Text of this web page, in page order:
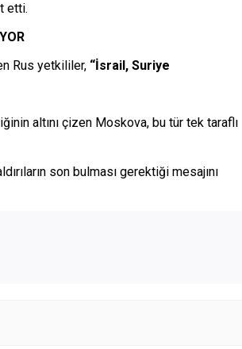
etti.
Rus yetkililer, “İsrail, Suriye
altını çizen Moskova, bu tür tek taraflı
son bulması gerektiği mesajını